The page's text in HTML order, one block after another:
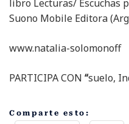
libro Lecturas/ Escuchas
Suono Mobile Editora
www.natalia-solomonoff
PARTICIPA CON “suelo,
Comparte esto: